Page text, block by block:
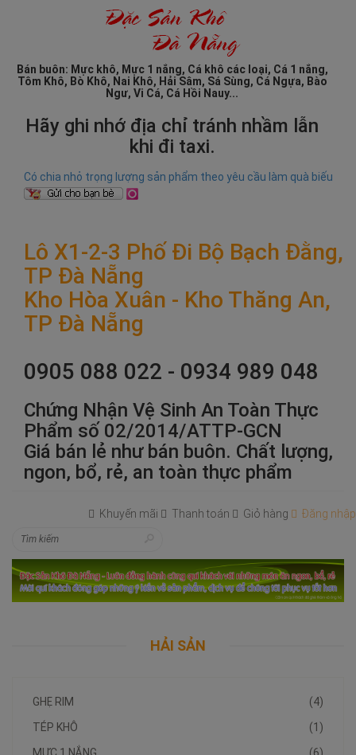
Bán buôn: Mực khô, Mực 1 nắng, Cá khô các loại, Cá 1 nắng,
Tôm Khô, Bò Khô, Nai Khô, Hải Sâm, Sá Sùng, Cá Ngựa, Bào
Ngư, Vi Cá, Cá Hồi Nauy...
Hãy ghi nhớ địa chỉ tránh nhầm lẫn
khi đi taxi.
Có chia nhỏ trọng lượng sản phẩm theo yêu cầu làm quà biếu
Lô X1-2-3 Phố Đi Bộ Bạch Đằng,
TP Đà Nẵng
Kho Hòa Xuân - Kho Thăng An,
TP Đà Nẵng
0905 088 022 - 0934 989 048
Chứng Nhận Vệ Sinh An Toàn Thực
Phẩm số 02/2014/ATTP-GCN
Giá bán lẻ như bán buôn. Chất lượng,
ngon, bổ, rẻ, an toàn thực phẩm
Khuyến mãi Thanh toán Giỏ hàng Đăng nhập
HẢI SẢN
(4)
GHẸ RIM
(1)
TÉP KHÔ
(6)
MỰC 1 NẮNG